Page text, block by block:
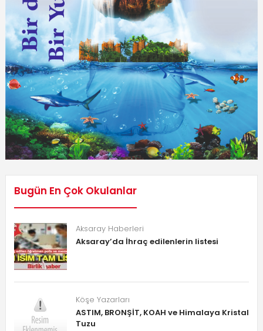
Bugün En Çok Okulanlar
Aksaray Haberleri
Aksaray’da İhraç edilenlerin listesi
Köşe Yazarları
ASTIM, BRONŞİT, KOAH ve Himalaya Kristal
Tuzu